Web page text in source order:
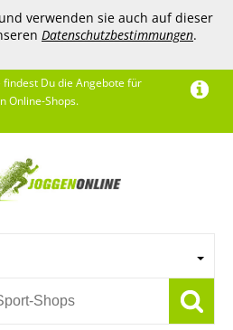
verwenden sie auch auf dieser
Datenschutzbestimmungen.
Du die Angebote für
Online-Shops.